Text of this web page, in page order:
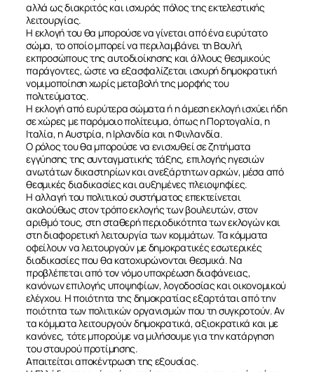
ΕΠΙΚΟΙΝΩΝΙΑ
αλλά ως διακριτός και ισχυρός πόλος της εκτελεστικής
λειτουργίας.
Η εκλογή του θα μπορούσε να γίνεται από ένα ευρύτατο
σώμα, το οποίο μπορεί να περιλαμβάνει τη Βουλή,
εκπροσώπους της αυτοδιοίκησης και άλλους θεσμικούς
παράγοντες, ώστε να εξασφαλίζεται ισχυρή δημοκρατική
νομιμοποίηση χωρίς μεταβολή της μορφής του
πολιτεύματος.
Η εκλογή από ευρύτερα σώματα ή η άμεση εκλογή ισχύει ήδη
σε χώρες με παρόμοιο πολίτευμα, όπως η Πορτογαλία, η
Ιταλία, η Αυστρία, η Ιρλανδία και η Φινλανδία.
Ο ρόλος του θα μπορούσε να ενισχυθεί σε ζητήματα
εγγύησης της συνταγματικής τάξης, επιλογής ηγεσιών
ανωτάτων δικαστηρίων και ανεξάρτητων αρχών, μέσα από
θεσμικές διαδικασίες και αυξημένες πλειοψηφίες.
Η αλλαγή του πολιτικού συστήματος επεκτείνεται
ακολούθως στον τρόπο εκλογής των βουλευτών, στον
αριθμό τους, στη σταθερή περιοδικότητα των εκλογών και
στη διαφορετική λειτουργία των κομμάτων. Τα κόμματα
οφείλουν να λειτουργούν με δημοκρατικές εσωτερικές
διαδικασίες που θα κατοχυρώνονται θεσμικά. Να
προβλέπεται από τον νόμο υποχρέωση διαφάνειας,
κανόνων επιλογής υποψηφίων, λογοδοσίας και οικονομικού
ελέγχου. Η ποιότητα της δημοκρατίας εξαρτάται από την
ποιότητα των πολιτικών οργανισμών που τη συγκροτούν. Αν
τα κόμματα λειτουργούν δημοκρατικά, αξιοκρατικά και με
κανόνες, τότε μπορούμε να μιλήσουμε για την κατάργηση
του σταυρού προτίμησης.
Απαιτείται αποκέντρωση της εξουσίας.